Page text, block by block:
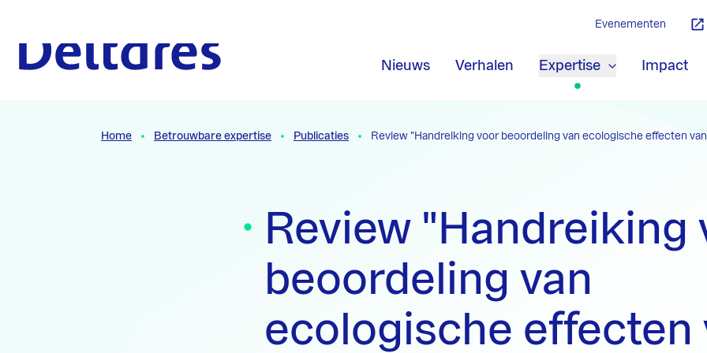
Nieuws Verhalen Expertise Impact
Evenementen
Home Betrouwbare expertise Publicaties Review "Handreiking voor beoordeling van ecologische effecten
Review "Handreiking
beoordeling van
ecologische effecten